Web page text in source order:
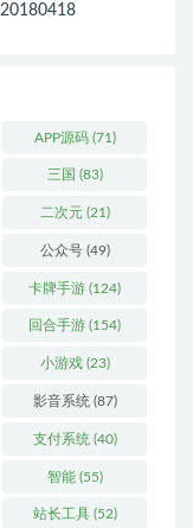
APP源码(71)
三国 (83)
二次元(21)
公众号(49)
卡牌手游 (124)
回合手游 (154)
小游戏(23)
影音系统 (87)
支付系统 (40)
智能(55)
站长工具(52)